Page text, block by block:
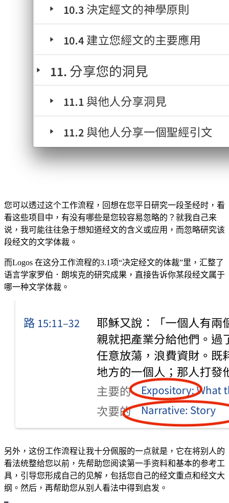
您可以透过这个工作流程，回想在您平日研究一段圣经时，看
看这些项目中，有没有哪些是您较容易忽略的？就我自己来
说，我可能往往急于想知道经文的含义或应用，而忽略研究该
段经文的文学体裁。
而Logos 在这分工作流程的3.1项“决定经文的体裁”里，汇整了
语言学家罗伯．朗埃克的研究成果，直接告诉你某段经文属于
哪一种文学体裁。
另外，这份工作流程让我十分佩服的一点就是，它在将别人的
看法统整给您以前，先帮助您阅读第一手资料和基本的参考工
具，引导您形成自己的见解，包括您自己的经文重点和经文大
纲。然后，再帮助您从别人看法中得到启发。